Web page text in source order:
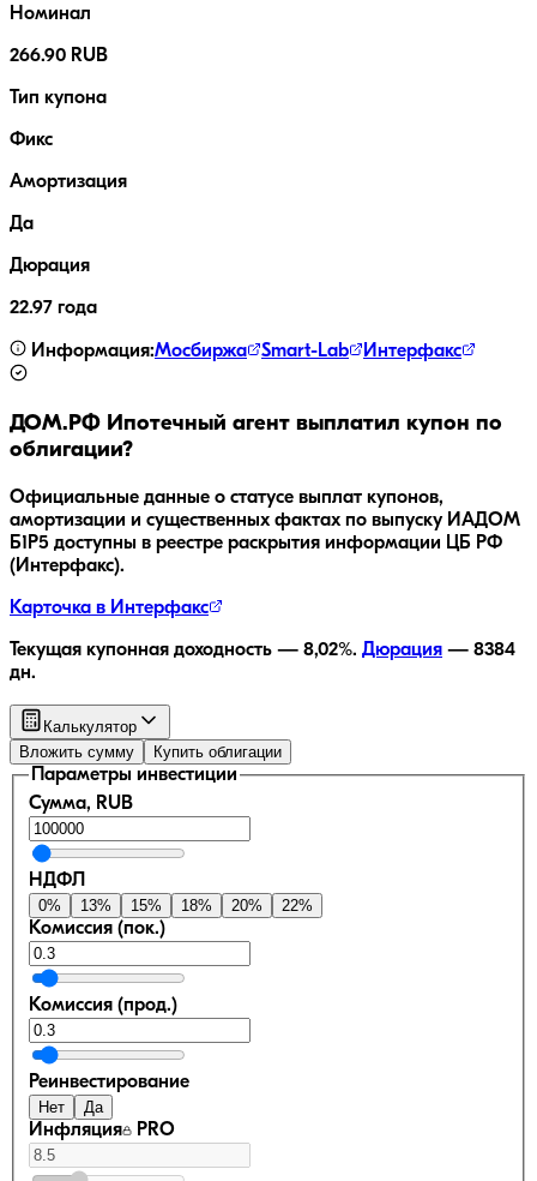
Номинал
266.90 RUB
Тип купона
Фикс
Амортизация
Да
Дюрация
22.97 года
Информация:Мосбиржа Smart-Lab Интерфакс
ДОМ.РФ Ипотечный агент выплатил купон по
облигации?
Официальные данные о статусе выплат купонов,
амортизации и существенных фактах по выпуску ИАДОМ
Б1P5 доступны в реестре раскрытия информации ЦБ РФ
(Интерфакс).
Карточка в Интерфакс
Текущая купонная доходность — 8,02%. Дюрация — 8384
дн.
Калькулятор
Вложить сумму
Купить облигации
Параметры инвестиции
Сумма, RUB
НДФЛ
0% 13% 15% 18% 20% 22%
Комиссия (пок.)
Комиссия (прод.)
Реинвестирование
Нет Да
Инфляция PRO